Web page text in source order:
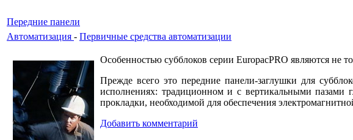
Передние панели
Автоматизация - Первичные средства автоматизации
Особенностью субблоков серии EuropacPRO являются не
Прежде всего это передние панели-заглушки для
исполнениях: традиционном и с вертикальными пазами
прокладки, необходимой для обеспечения
Добавить комментарий